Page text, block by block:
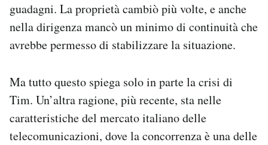
guadagni. La proprietà cambiò più volte, e anche
nella dirigenza mancò un minimo di continuità che
avrebbe permesso di stabilizzare la situazione.
Ma tutto questo spiega solo in parte la crisi di
Tim. Un’altra ragione, più recente, sta nelle
caratteristiche del mercato italiano delle
telecomunicazioni, dove la concorrenza è una delle